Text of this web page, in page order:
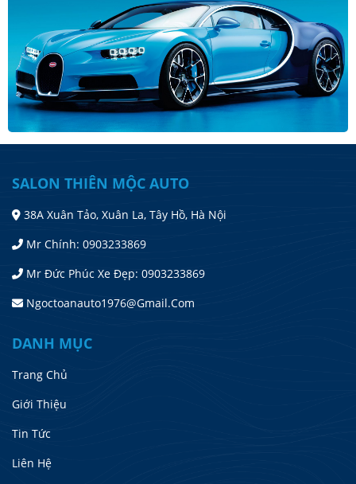
SALON THIÊN MỘC AUTO
38A Xuân Tảo, Xuân La, Tây Hồ, Hà Nội
Mr Chính: 0903233869
Mr Đức Phúc Xe Đẹp: 0903233869
Ngoctoanauto1976@gmail.com
DANH MỤC
Trang Chủ
Giới Thiệu
Tin Tức
Liên Hệ